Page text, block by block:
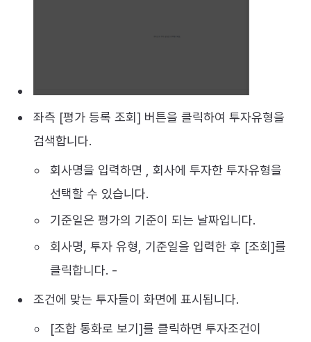
좌측 [평가 등록 조회] 버튼을 클릭하여 투자유형을
검색합니다.
회사명을 입력하면 , 회사에 투자한 투자유형을
선택할 수 있습니다.
기준일은 평가의 기준이 되는 날짜입니다.
회사명, 투자 유형, 기준일을 입력한 후 [조회]를
클릭합니다. -
조건에 맞는 투자들이 화면에 표시됩니다.
[조합 통화로 보기]를 클릭하면 투자조건이